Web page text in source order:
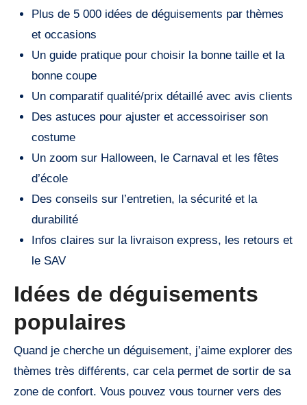
Plus de 5 000 idées de déguisements par thèmes
et occasions
Un guide pratique pour choisir la bonne taille et la
bonne coupe
Un comparatif qualité/prix détaillé avec avis clients
Des astuces pour ajuster et accessoiriser son
costume
Un zoom sur Halloween, le Carnaval et les fêtes
d’école
Des conseils sur l’entretien, la sécurité et la
durabilité
Infos claires sur la livraison express, les retours et
le SAV
Idées de déguisements
populaires
Quand je cherche un déguisement, j’aime explorer des
thèmes très différents, car cela permet de sortir de sa
zone de confort. Vous pouvez vous tourner vers des